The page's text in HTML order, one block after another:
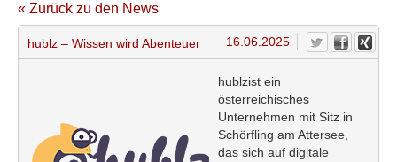
« Zurück zu den News
hublz – Wissen wird Abenteuer 16.06.2025
hublzist ein
österreichisches
Unternehmen mit Sitz in
Schörfling am Attersee,
das sich auf digitale